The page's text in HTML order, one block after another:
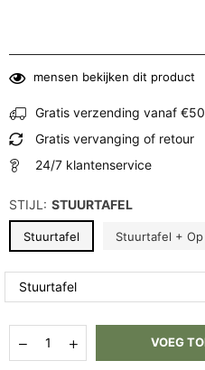
mensen bekijken dit product
Gratis verzending vanaf €50
Gratis vervanging of retour
24/7 klantenservice
STIJL: STUURTAFEL
Stuurtafel Stuurtafel +
Aantal
verlagen
Aantal
verhogen
VOEG